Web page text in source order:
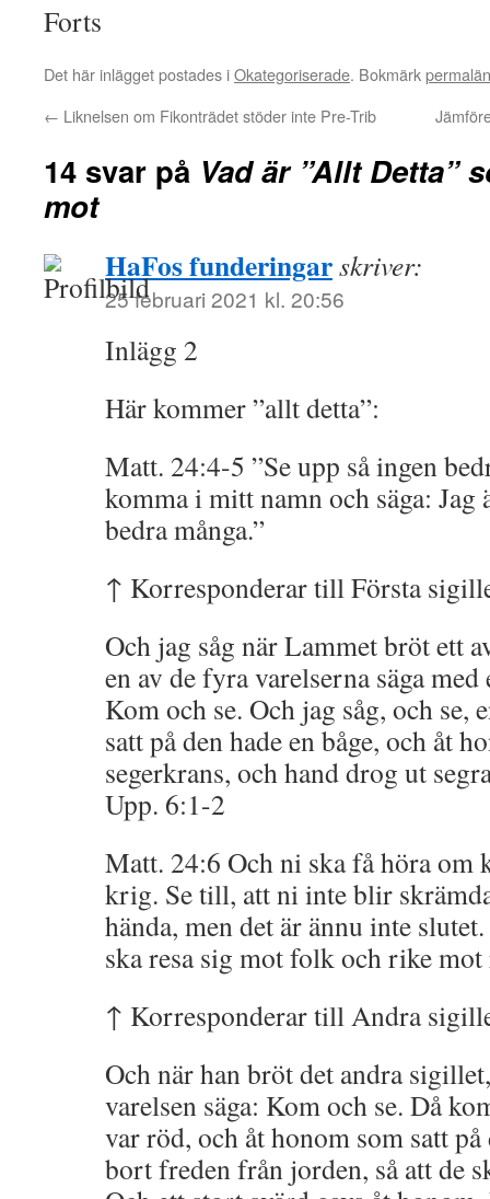
Forts
Det här inlägget postades iOkategoriserade. Bokmärk
← Liknelsen om Fikonträdet stöder inte Pre-Trib
14 svar på Vad är ”Allt Detta”
mot
HaFos funderingarskriver:
25 februari 2021 kl. 20:56
Inlägg 2
Här kommer ”allt detta”:
Matt. 24:4-5 ”Se upp så ingen
komma i mitt namn och säga: Jag
bedra många.”
↑ Korresponderar till Första
Och jag såg när Lammet bröt ett
en av de fyra varelserna säga
Kom och se. Och jag såg, och se,
satt på den hade en båge, och åt
segerkrans, och hand drog ut
Upp. 6:1-2
Matt. 24:6 Och ni ska få höra
krig. Se till, att ni inte blir
hända, men det är ännu inte
ska resa sig mot folk och rike
↑ Korresponderar till Andra
Och när han bröt det andra
varelsen säga: Kom och se. Då
var röd, och åt honom som satt
bort freden från jorden, så att de